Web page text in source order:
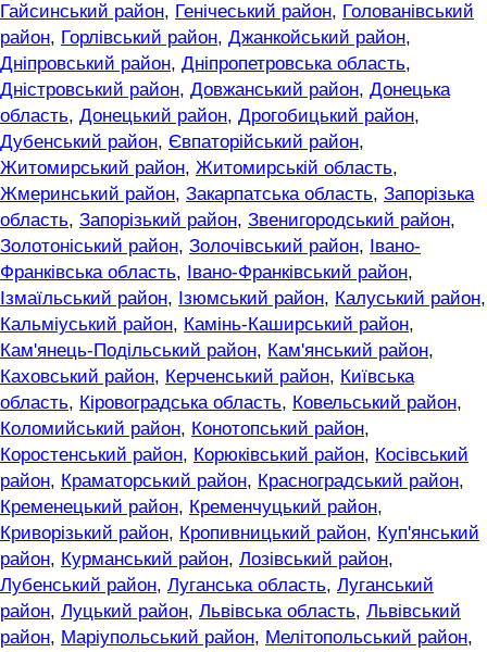
Гайсинський район, Генічеський район, Голованівський
район, Горлівський район, Джанкойський район,
Дніпровський район, Дніпропетровська область,
Дністровський район, Довжанський район, Донецька
область, Донецький район, Дрогобицький район,
Дубенський район, Євпаторійський район,
Житомирський район, Житомирській область,
Жмеринський район, Закарпатська область, Запорізька
область, Запорізький район, Звенигородський район,
Золотоніський район, Золочівський район,
Івано-
Франківська область, Івано-Франківський район,
Ізмаїльський район, Ізюмський район, Калуський район,
Кальміуський район, Камінь-Каширський район,
Кам'янець-Подільський район, Кам'янський район,
Каховський район, Керченський район, Київська
область, Кіровоградська область, Ковельський район,
Коломийський район, Конотопський район,
Коростенський район, Корюківський район, Косівський
район, Краматорський район, Красноградський район,
Кременецький район, Кременчуцький район,
Криворізький район, Кропивницький район, Куп'янський
район, Курманський район, Лозівський район,
Лубенський район, Луганська область, Луганський
район, Луцький район, Львівська область, Львівський
район, Маріупольський район, Мелітопольський район,